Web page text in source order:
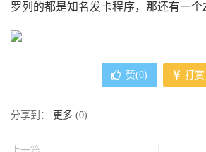
罗列的都是知名发卡程序，那还有一个
赞(0) 打赏
分享到： 更多 (0)